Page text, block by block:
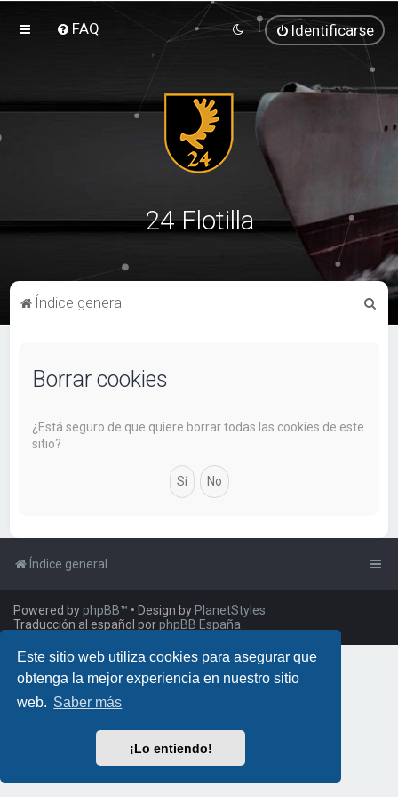
Este sitio web utiliza cookies para asegurar que
obtenga la mejor experiencia en nuestro sitio
web. Saber más
¡Lo entiendo!
FAQ Identificarse
24 Flotilla
Índice general
Borrar cookies
¿Está seguro de que quiere borrar todas las cookies de este
sitio?
Índice general
Powered byphpBB™ • Design byPlanetStyles
Traducción al español porphpBB España